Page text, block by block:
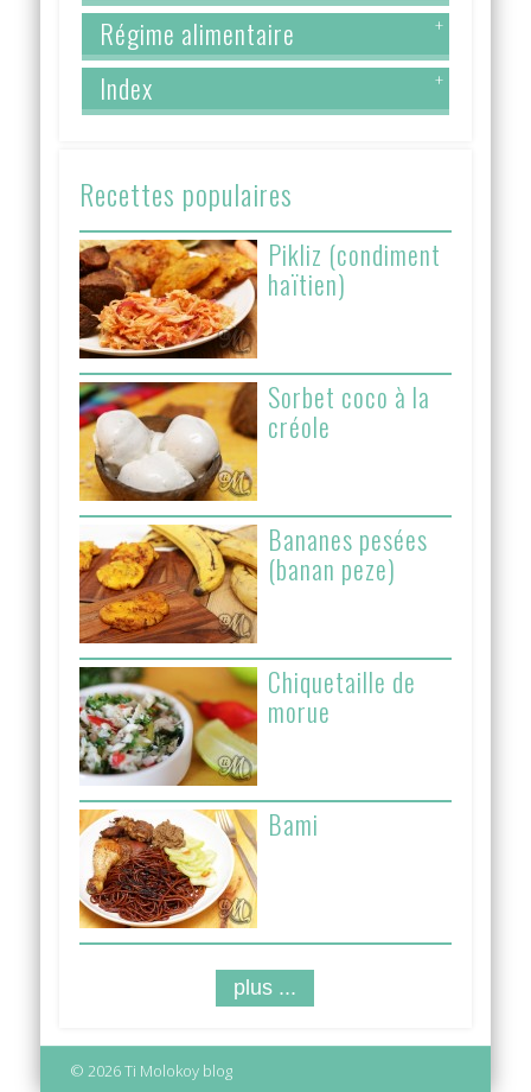
Régime alimentaire +
Index +
Recettes populaires
Pikliz (condiment
haïtien)
Sorbet coco à la
créole
Bananes pesées
(banan peze)
Chiquetaille de
morue
Bami
plus ...
© 2026 Ti Molokoy blog